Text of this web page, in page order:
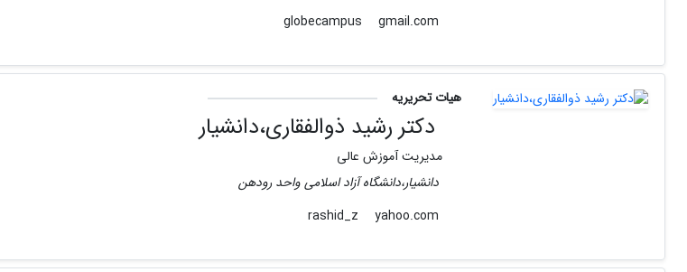
gmail.com
هیات تحریریه
دکتر رشید ذوالفقاری،دانشیار
مدیریت آموزش عالی
دانشیار،دانشگاه آزاد اسلامی واحد رودهن
yahoo.com